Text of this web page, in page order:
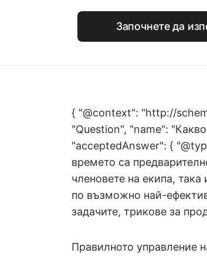
Започнете да
{ "@context": "http://
"Question", "name":
"acceptedAnswer": {
времето са
членовете на екипа,
по възможно най-
задачите, трикове за
Правилното управление